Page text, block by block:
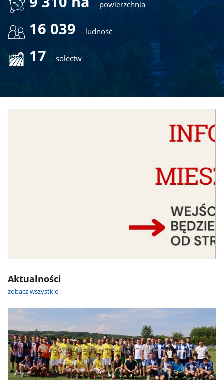
- powierzchnia
16 039 - ludność
17 - sołectw
Aktualności
zobacz wszystkie